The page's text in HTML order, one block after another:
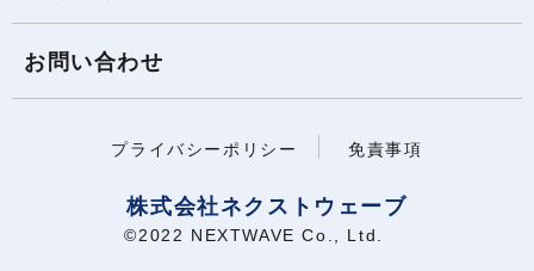
お問い合わせ
プライバシーポリシー 免責事項
株式会社ネクストウェーブ
©2022 NEXTWAVE Co., Ltd.